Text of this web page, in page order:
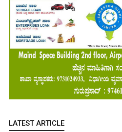
LATEST ARTICLE